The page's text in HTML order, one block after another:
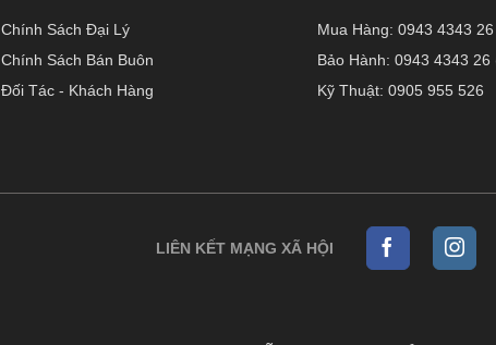
Chính Sách Đại Lý
Chính Sách Bán Buôn
Đối Tác - Khách Hàng
Mua Hàng:0943 4343
Bảo Hành:0943 4343 26
Kỹ Thuật:0905 955 526
LIÊN KẾT MẠNG XÃ HỘI